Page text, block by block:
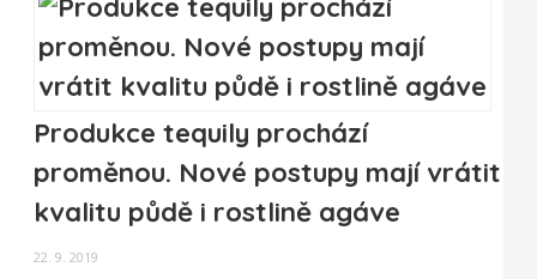
Produkce tequily prochází
proměnou. Nové postupy mají vrátit
kvalitu půdě i rostlině agáve
22. 9. 2019